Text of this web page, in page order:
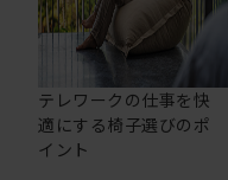
テレワークの仕事を快
適にする椅子選びのポ
イント